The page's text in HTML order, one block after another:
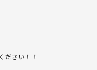
ださい！！